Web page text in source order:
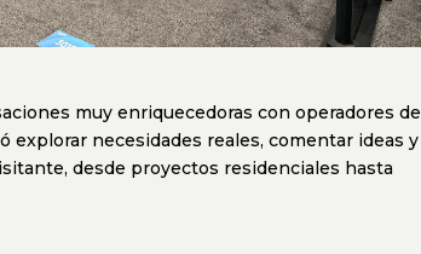
muy enriquecedoras con operadores de
explorar necesidades reales, comentar ideas y
desde proyectos residenciales hasta